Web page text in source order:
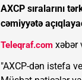
AXCP sıralarını
cəmiyyətə
Teleqraf.com xəbər
"AXCP-dən istefa